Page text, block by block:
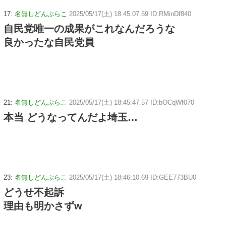
17: 名無しどんぶらこ 2025/05/17(土) 18:45:07.59 ID:RMinDf840
自民党唯一の成果がこれなんだろうな
良かったな自民党員
21: 名無しどんぶらこ 2025/05/17(土) 18:45:47.57 ID:bOCqWf070
本当 どうなってんだよ埼玉…
23: 名無しどんぶらこ 2025/05/17(土) 18:46:10.69 ID:GEE773BU0
どうせ不起訴
理由も明かさずw